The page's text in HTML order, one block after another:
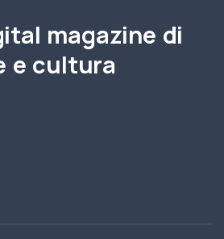
magazine di
e cultura